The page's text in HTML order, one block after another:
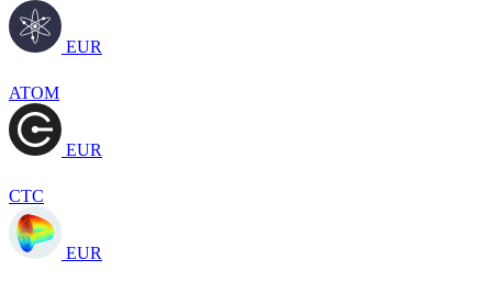
EUR
ATOM
EUR
CTC
EUR